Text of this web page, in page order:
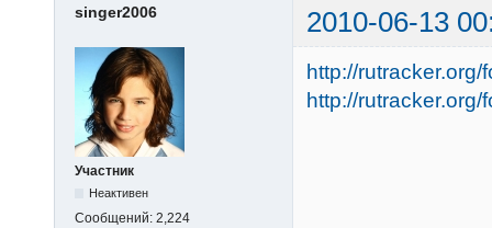
singer2006 2010-06-13
Участник
Неактивен
Сообщений: 2,224
http://
http://